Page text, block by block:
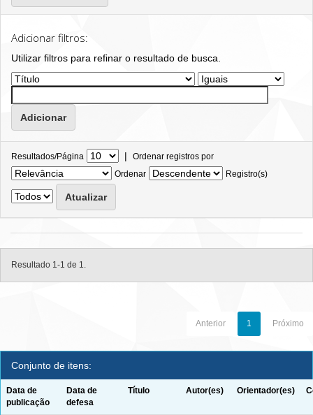
Adicionar filtros:
Utilizar filtros para refinar o resultado de busca.
Resultados/Página | Ordenar registros por
Ordenar
Registro(s)
Resultado 1-1 de 1.
Anterior 1 Próximo
Conjunto de itens:
Data de
publicação
Data de
defesa
Título Autor(es) Orientador(es)